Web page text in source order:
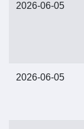
2026-06-05
2026-06-05